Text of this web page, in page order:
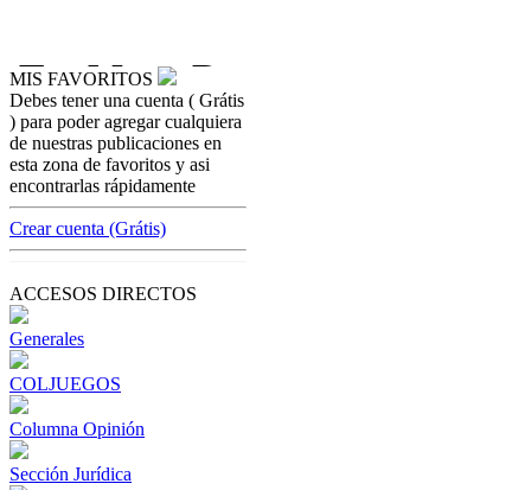
seccion-juridica
Consejo de Estado anula circular Externa
20191000000066 del 2019 de Coljuegos
[ Cerrar X ]
Advertisement
MIS FAVORITOS
Debes tener una cuenta ( Grátis
) para poder agregar cualquiera
de nuestras publicaciones en
esta zona de favoritos y asi
encontrarlas rápidamente
Crear cuenta (Grátis)
ACCESOS DIRECTOS
Generales
COLJUEGOS
Columna Opinión
Sección Jurídica